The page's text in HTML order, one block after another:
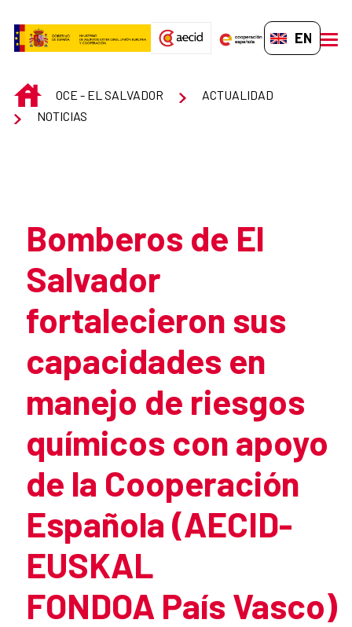
EN-GB
INICIOOCE - EL SALVADOR
ACTUALIDAD
NOTICIAS
Bomberos de El
Salvador
fortalecieron sus
capacidades en
manejo de riesgos
químicos con apoyo
de la Cooperación
Española (AECID-
EUSKAL
FONDOA País Vasco)